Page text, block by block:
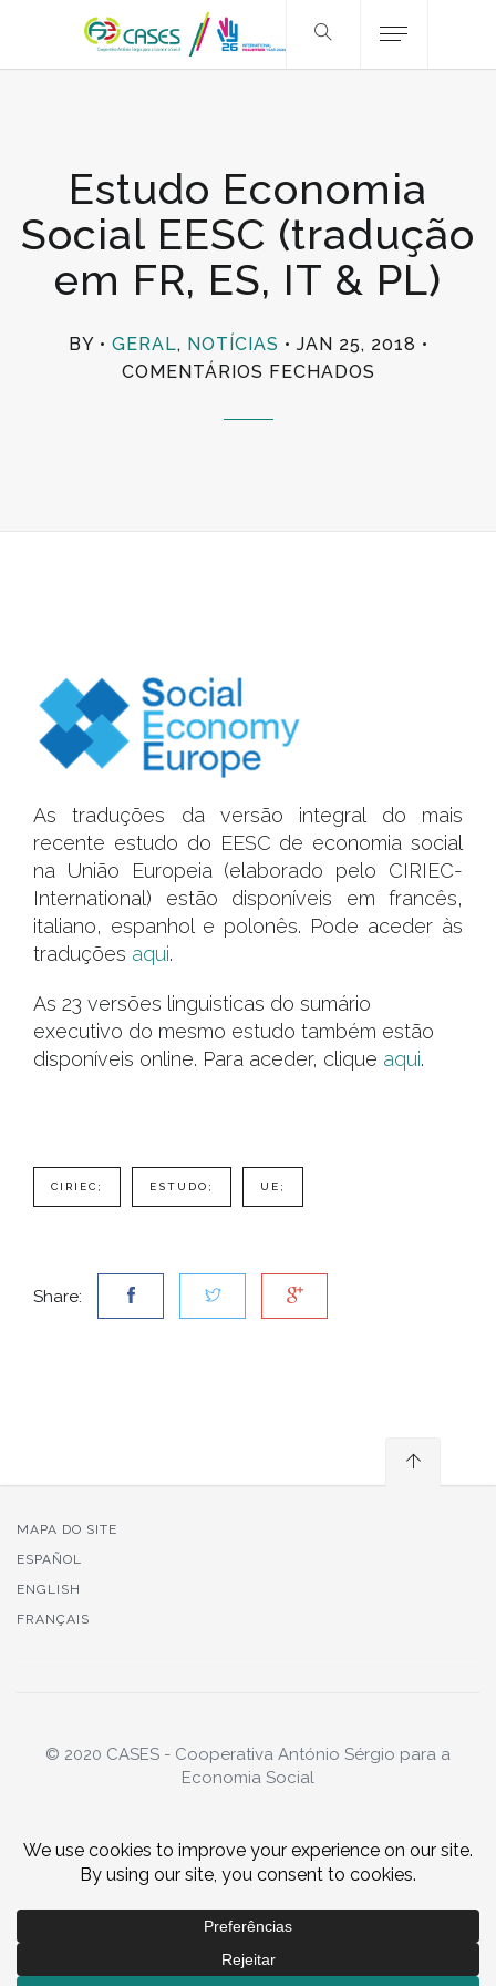
Estudo Economia
Social EESC (tradução
em FR, ES, IT & PL)
BY GERAL, NOTÍCIAS
JAN 25, 2018
COMENTÁRIOS FECHADOS
As traduções da versão integral do mais
recente estudo do EESC de economia social
na União Europeia (elaborado pelo CIRIEC-
International) estão disponíveis em francês,
italiano, espanhol e polonês. Pode aceder às
traduções aqui.
As 23 versões linguisticas do sumário
executivo do mesmo estudo também estão
disponíveis online. Para aceder, clique aqui.
CIRIEC; ESTUDO; UE;
Share:
MAPA DO SITE
ESPAÑOL
ENGLISH
FRANÇAIS
© 2020 CASES - Cooperativa António Sérgio para a
Economia Social